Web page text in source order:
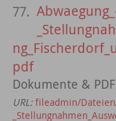
77.
pdf
Dokumente &
URL: fileadmin/